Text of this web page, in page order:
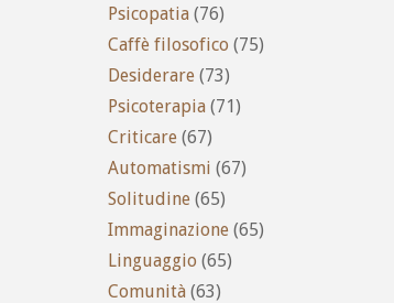
Psicopatia (76)
Caffè filosofico (75)
Desiderare (73)
Psicoterapia (71)
Criticare (67)
Automatismi (67)
Solitudine (65)
Immaginazione (65)
Linguaggio (65)
Comunità (63)